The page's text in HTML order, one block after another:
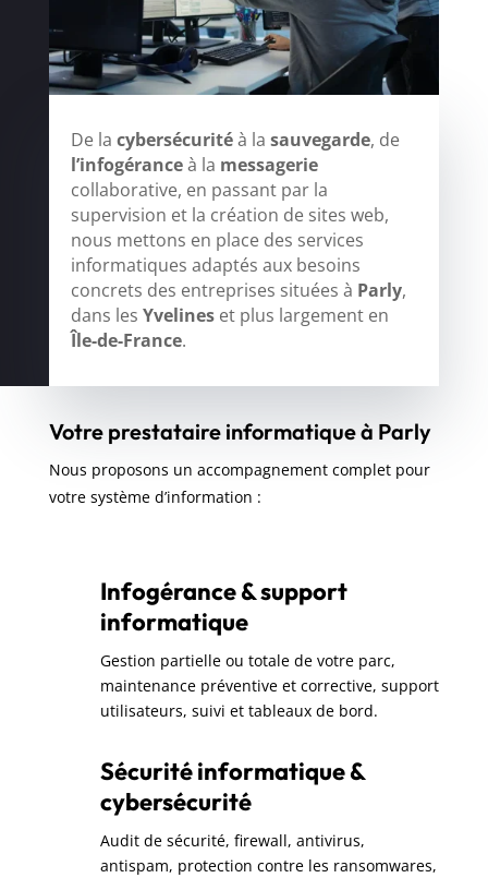
De la cybersécuritéà la sauvegarde, de
l’infogéranceà la messagerie
collaborative, en passant par la
supervision et la création de sites web,
nous mettons en place des services
informatiques adaptés aux besoins
concrets des entreprises situées à Parly,
dans les Yvelineset plus largement en
Île-de-France.
Votre prestataire informatique à Parly
Nous proposons un accompagnement complet pour
votre système d’information :
Infogérance & support
informatique
Gestion partielle ou totale de votre parc,
maintenance préventive et corrective, support
utilisateurs, suivi et tableaux de bord.
Sécurité informatique &
cybersécurité
Audit de sécurité, firewall, antivirus,
antispam, protection contre les ransomwares,